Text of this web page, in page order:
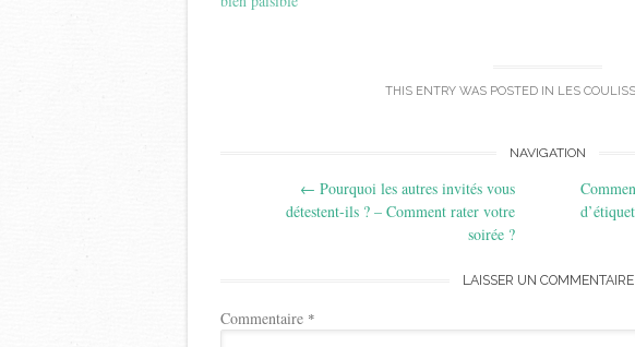
THIS ENTRY WAS POSTED IN LES
navigation
NAVIGATION
← Pourquoi les autres invités vous
détestent-ils ? – Comment rater votre
soirée ?
LAISSER UN COMMENTAIRE
Commentaire *